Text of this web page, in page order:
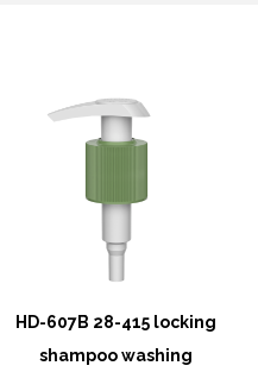
HD-607B 28-415 locking
shampoo washing